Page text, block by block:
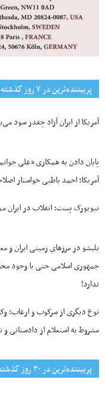
پربیننده‌ترین‌ در ۷ روز گذشته
آمریکا از ایران آزاد چقدر سود
پایان دادن به همکاری «علی
آمریکا؛ احمد باطبی خواستار
نیویورک پست: انقلاب در
بلبشو در مرزهای زمینی ایران و
جمهوری اسلامی حتی با وجود
ندارد!
نوع دیگری از سرکوب و ارعاب؛
مشروط به استعلام از دادستانی
پربیننده‌ترین‌ در ۳۰ روز گذشته